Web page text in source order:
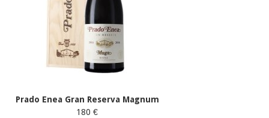
Prado Enea Gran Reserva Magnum
180 €